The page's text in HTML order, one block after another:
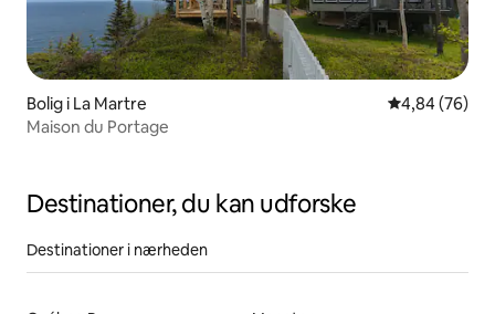
Bolig i La Martre 4,84 ud af 5 i
4,84 (76)
Maison du Portage
Destinationer, du kan udforske
Destinationer i nærheden